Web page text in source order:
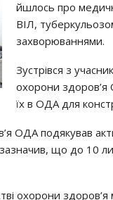
йшлось про
ВІЛ,
захворюваннями.
Зустрівся з
охорони
їх в ОДА для
ОДА подякував
що до 10
охорони